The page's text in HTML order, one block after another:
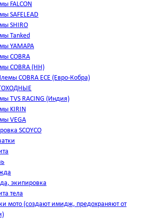
FALCON
SAFELEAD
SHIRO
Tanked
YAMAPA
COBRA
COBRA (HH)
COBRA ECE (Евро-Кобра)
TVS RACING (Индия)
KIRIN
VEGA
SCOYCO
экипировка
тела
мото (создают имидж, предохраняют от